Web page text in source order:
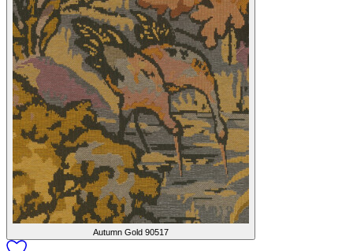
Autumn Gold 90517